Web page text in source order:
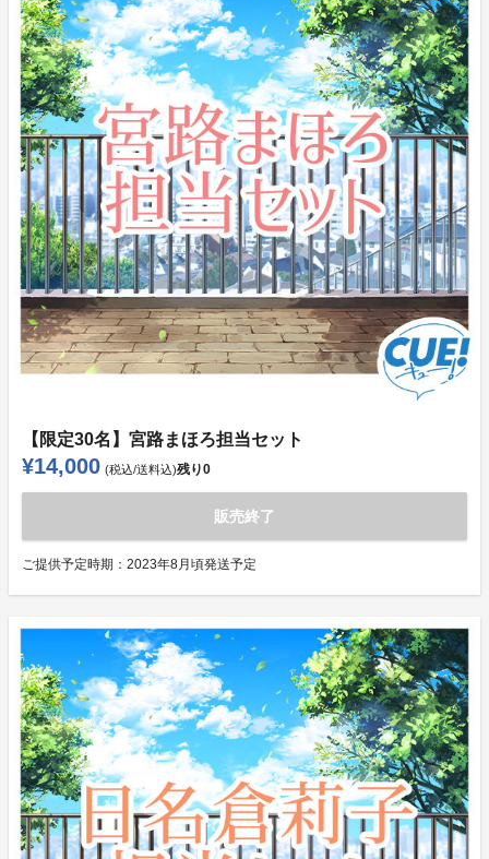
【限定30名】宮路まほろ担当セット
¥14,000 (税込/送料込)残り0
販売終了
ご提供予定時期： 2023年8月頃発送予定